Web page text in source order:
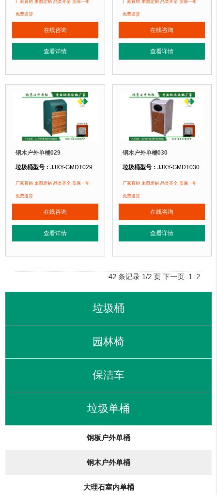
垃圾桶材质：
垃圾桶周期：3-7天 厂家直销 来图定制
垃圾桶特点：选用优质镀锌钢板裁剪、压制、折弯后再焊接而成型，垃圾桶
正在使用该垃圾桶的部分客户：
北京某公园、北京某大学、北京某小区....
厂家直销 来图定制 品类齐全 质保一年
免费送货
在线咨询
查看详情
垃圾桶材质：
垃圾桶周期：3-7天 厂家直销 来图定
垃圾桶特点：选用优质镀锌钢板裁
正在使用该垃圾桶的部分客户：
北京某公园、北京某大学、北京某小
厂家直销 来图定制 品类齐全 质保一年
免费送货
在线咨询
查看详情
钢木户外单桶029
垃圾桶型号：JJXY-GMDT029
垃圾桶规格：长470mm 宽400mm 高880mm
垃圾桶材质：
垃圾桶周期：3-7天 厂家直销 来图定制
垃圾桶特点：选用优质镀锌钢板裁剪、压制、折弯后再焊接而成型，垃圾桶
正在使用该垃圾桶的部分客户：
北京某公园、北京某大学、北京某小区....
厂家直销 来图定制 品类齐全 质保一年
免费送货
在线咨询
查看详情
钢木户外单桶030
垃圾桶型号： JJXY-GMDT030
垃圾桶规格：长450mm 宽340mm
垃圾桶材质：
垃圾桶周期：3-7天 厂家直销 来图定
垃圾桶特点：选用优质镀锌钢板裁
正在使用该垃圾桶的部分客户：
北京某公园、北京某大学、北京某小
厂家直销 来图定制 品类齐全 质保一年
免费送货
在线咨询
查看详情
42 条记录 1/2 页 下一页 1 2
垃圾桶
园林椅
保洁车
垃圾单桶
钢板户外单桶
钢木户外单桶
大理石室内单桶